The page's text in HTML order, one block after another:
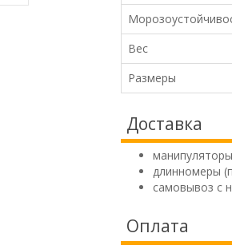
Вес
Размеры
Доставка
длинномеры
самовывоз с
Оплата